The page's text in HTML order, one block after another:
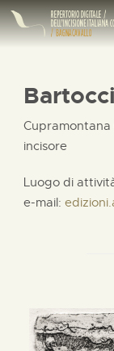
incisore
Luogo di
e-mail: